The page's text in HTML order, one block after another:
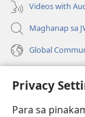
Privacy
Para sa
Videos with
Maghanap sa
Global
(may